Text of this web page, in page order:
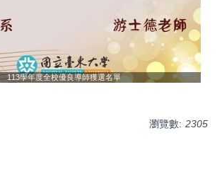
113學年度全校優良導師獲選名單
瀏覽數: 2305